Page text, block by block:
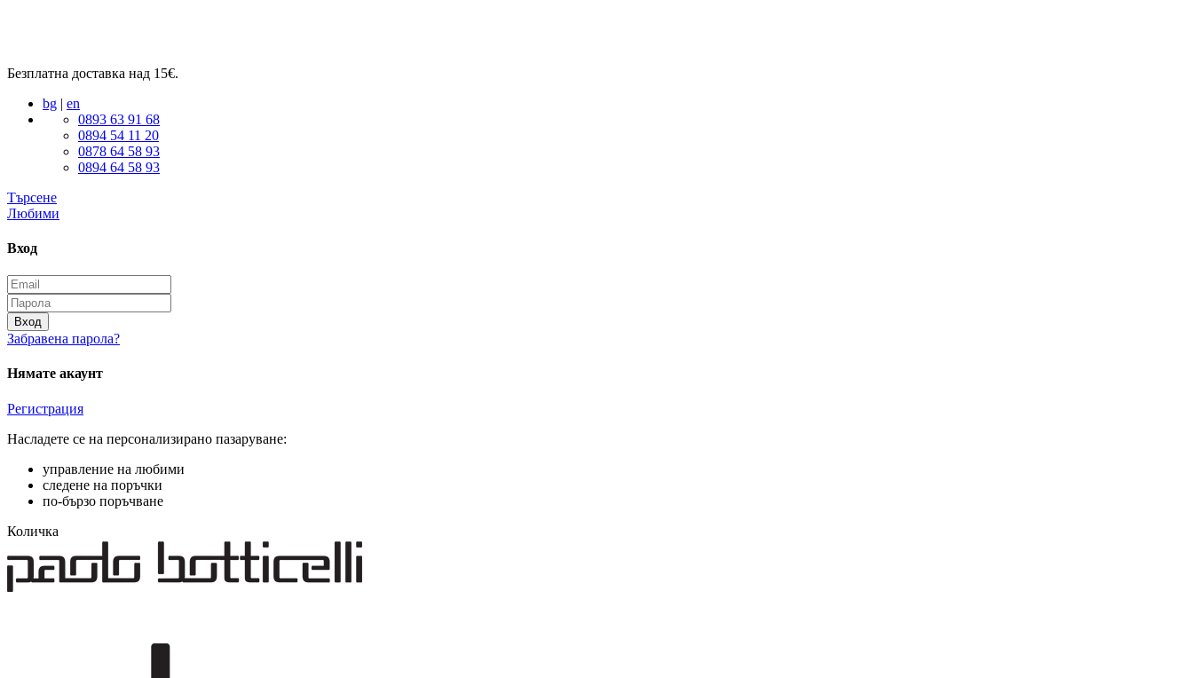
Безплатна доставка над 15€.
bg | en
0893 63 91 68
0894 54 11 20
0878 64 58 93
0894 64 58 93
Търсене
Любими
Вход
Вход
Забравена парола?
Нямате акаунт
Регистрация
Насладете се на персонализирано пазаруване:
управление на любими
следене на поръчки
по-бързо поръчване
Количка